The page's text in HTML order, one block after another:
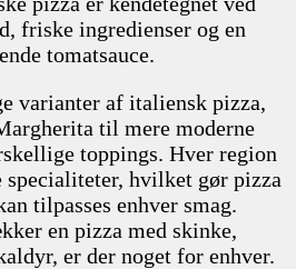
friske ingredienser og en
tomatsauce.
varianter af italiensk pizza,
til mere moderne
toppings. Hver region
specialiteter, hvilket gør pizza
tilpasses enhver smag.
en pizza med skinke,
er der noget for enhver.